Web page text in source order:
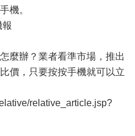
機。
麼辦？業者看準市場，推出
價，只要按按手機就可以立
relative_article.jsp?